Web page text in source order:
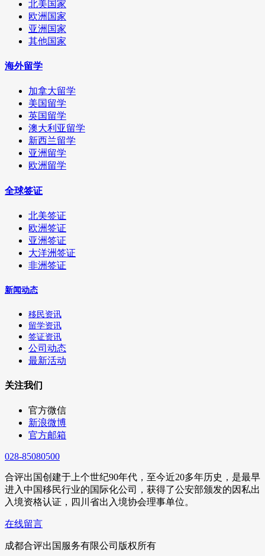
北美国家
欧洲国家
亚洲国家
其他国家
海外留学
加拿大留学
美国留学
英国留学
澳大利亚留学
新西兰留学
亚洲留学
欧洲留学
全球签证
北美签证
欧洲签证
亚洲签证
大洋洲签证
非洲签证
新闻动态
移民资讯
留学资讯
签证资讯
公司动态
最新活动
关注我们
官方微信
新浪微博
官方邮箱
028-85080500
合评出国创建于上个世纪90年代，至今近20多年历史，是最早
进入中国移民行业的国际化公司，获得了公安部颁发的因私出
入境资格认证，四川省出入境协会理事单位。
在线留言
成都合评出国服务有限公司版权所有